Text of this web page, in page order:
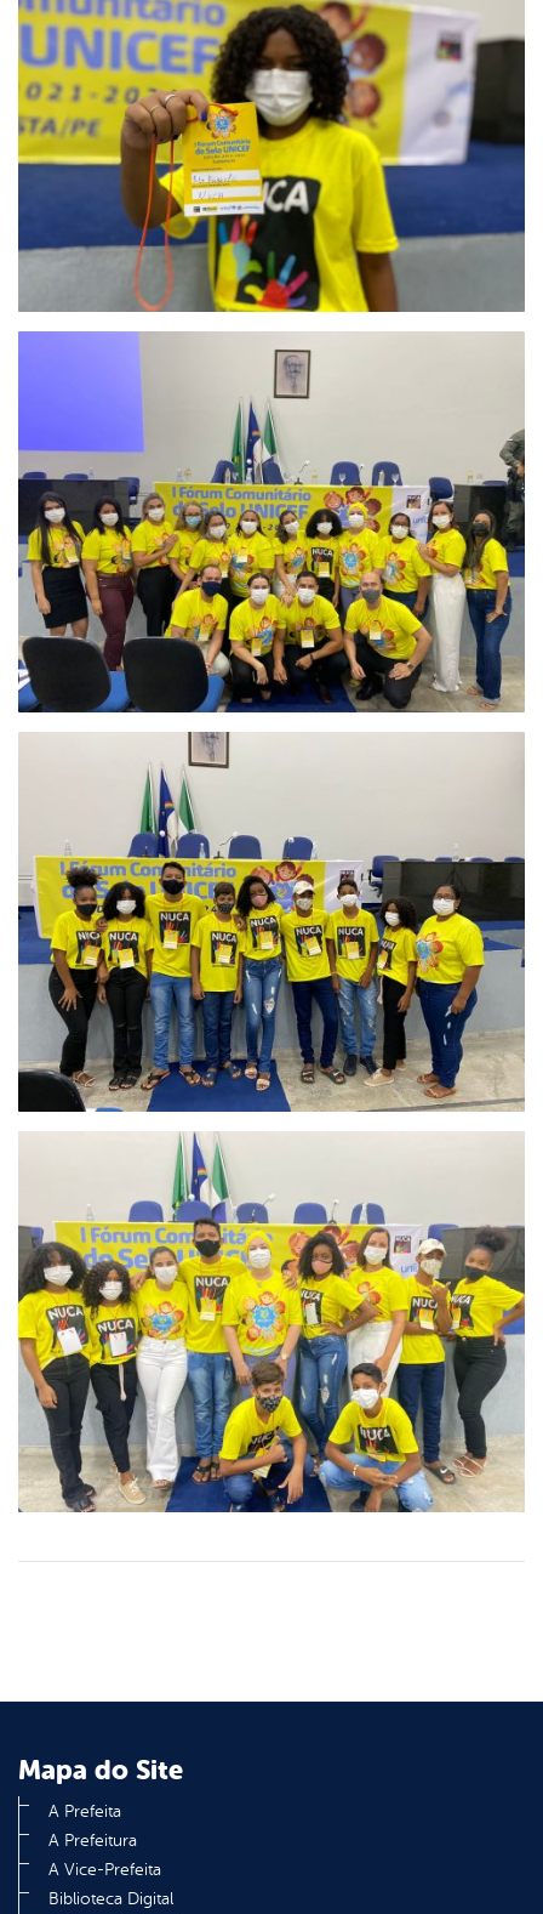
Mapa do Site
A Prefeita
A Prefeitura
A Vice-Prefeita
Biblioteca Digital